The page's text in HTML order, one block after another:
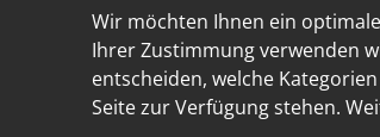
Wir möchten Ihnen ein
Ihrer Zustimmung verwenden
entscheiden, welche
Seite zur Verfügung stehen.